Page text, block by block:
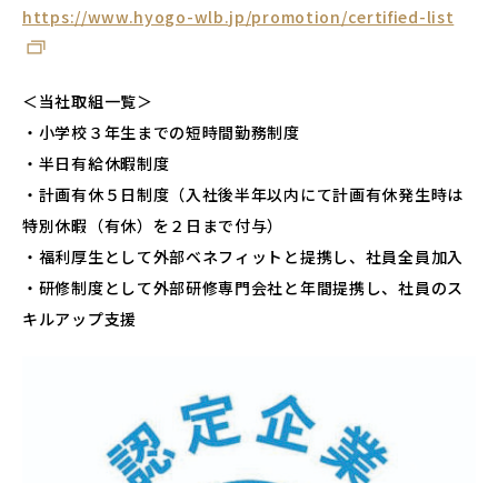
https://www.hyogo-wlb.jp/promotion/certified-list
＜当社取組一覧＞
・小学校３年生までの短時間勤務制度
・半日有給休暇制度
・計画有休５日制度（入社後半年以内にて計画有休発生時は
特別休暇（有休）を２日まで付与）
・福利厚生として外部ベネフィットと提携し、社員全員加入
・研修制度として外部研修専門会社と年間提携し、社員のス
キルアップ支援